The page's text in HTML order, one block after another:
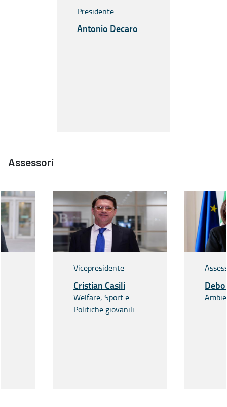
Presidente
Antonio Decaro
Assessori
Vicepresidente
Cristian Casili
Welfare, Sport e
Politiche giovanili